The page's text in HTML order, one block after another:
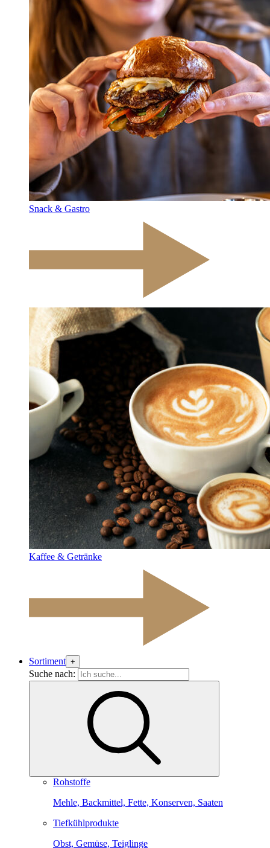
Snack & Gastro
Kaffee & Getränke
Sortiment +
Suche nach:
Rohstoffe
Mehle, Backmittel, Fette, Konserven, Saaten
Tiefkühlprodukte
Obst, Gemüse, Teiglinge